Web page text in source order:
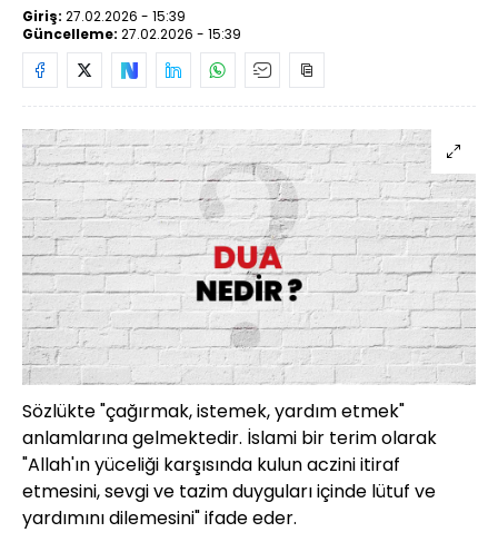
Giriş: 27.02.2026 - 15:39
Güncelleme: 27.02.2026 - 15:39
Sözlükte "çağırmak, istemek, yardım etmek"
anlamlarına gelmektedir. İslami bir terim olarak
"Allah'ın yüceliği karşısında kulun aczini itiraf
etmesini, sevgi ve tazim duyguları içinde lütuf ve
yardımını dilemesini" ifade eder.